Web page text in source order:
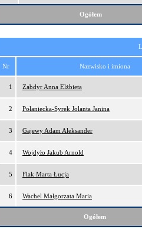
Ogółem
Nr Nazwisko i imiona
1 Zabdyr Anna Elżbieta
2 Połaniecka-Syrek Jolanta Janina
3 Gajewy Adam Aleksander
4 Wojdyło Jakub Arnold
5 Flak Marta Łucja
6 Wachel Małgorzata Maria
Ogółem